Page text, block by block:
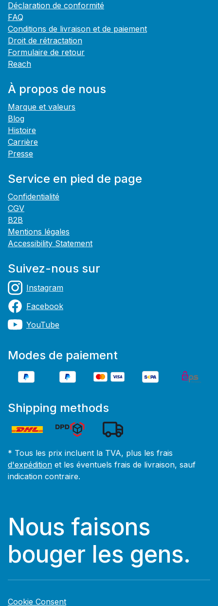
Déclaration de conformité
FAQ
Conditions de livraison et de paiement
Droit de rétractation
Formulaire de retour
Reach
À propos de nous
Marque et valeurs
Blog
Histoire
Carrière
Presse
Service en pied de page
Confidentialité
CGV
B2B
Mentions légales
Accessibility Statement
Suivez-nous sur
Instagram
Facebook
YouTube
Modes de paiement
Shipping methods
* Tous les prix incluent la TVA, plus les frais
d'expédition et les éventuels frais de livraison, sauf
indication contraire.
Nous faisons
bouger les gens.
Cookie Consent